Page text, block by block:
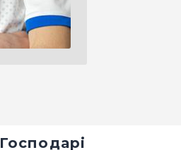
Господарі